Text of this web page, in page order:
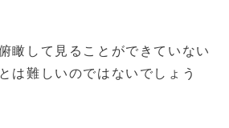
瞰して見ることができていない
は難しいのではないでしょう